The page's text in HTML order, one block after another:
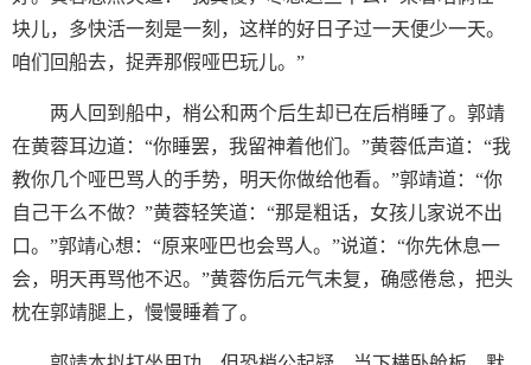
块儿，多快活一刻是一刻，这样的好日子过一天便少一天。
咱们回船去，捉弄那假哑巴玩儿。”
两人回到船中，梢公和两个后生却已在后梢睡了。郭靖
在黄蓉耳边道：“你睡罢，我留神着他们。”黄蓉低声道：“我
教你几个哑巴骂人的手势，明天你做给他看。”郭靖道：“你
自己干么不做？”黄蓉轻笑道：“那是粗话，女孩儿家说不出
口。”郭靖心想：“原来哑巴也会骂人。”说道：“你先休息一
会，明天再骂他不迟。”黄蓉伤后元气未复，确感倦怠，把头
枕在郭靖腿上，慢慢睡着了。